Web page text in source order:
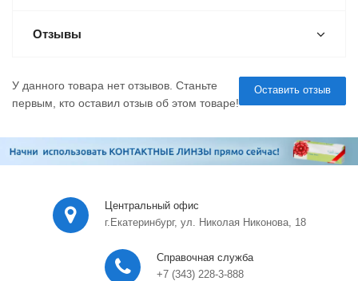
Отзывы
Оставить отзыв
У данного товара нет отзывов. Станьте
первым, кто оставил отзыв об этом товаре!
Центральный офис
г.Екатеринбург, ул. Николая Никонова, 18
Справочная служба
+7 (343) 228-3-888